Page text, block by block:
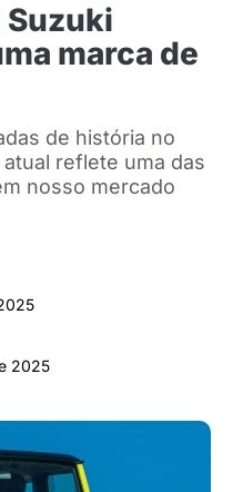
Suzuki
marca de
de história no
reflete uma das
nosso mercado
2025